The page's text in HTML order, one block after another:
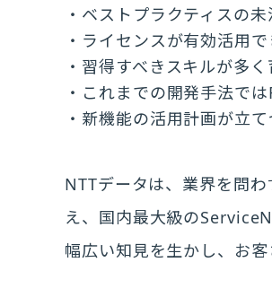
ベストプラクティスの未
ライセンスが有効活用
習得すべきスキルが多
これまでの開発手法で
新機能の活用計画が立
NTTデータは、業界を問
え、国内最大級の
幅広い知見を生かし、お